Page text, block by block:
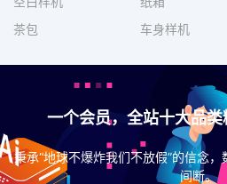
茶包
车身样机
一个会员，全站十大品
秉承“地球不爆炸我们不放假”的信念
间断。